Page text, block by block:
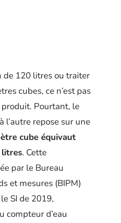
de 120 litres ou traiter
cubes, ce n’est pas
Pourtant, le
l’autre repose sur une
cube équivaut
litres. Cette
par le Bureau
et mesures (BIPM)
SI de 2019,
compteur d’eau